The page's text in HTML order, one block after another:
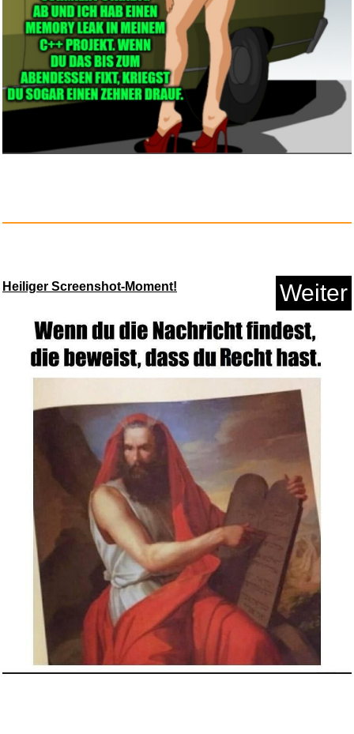
Meine allerersten
Tastentr&aum...
Metallica - Master Flagge...
Anzeige
Unleashed [Import]...
Anzeige
Heiliger Screenshot-Moment! Weiter